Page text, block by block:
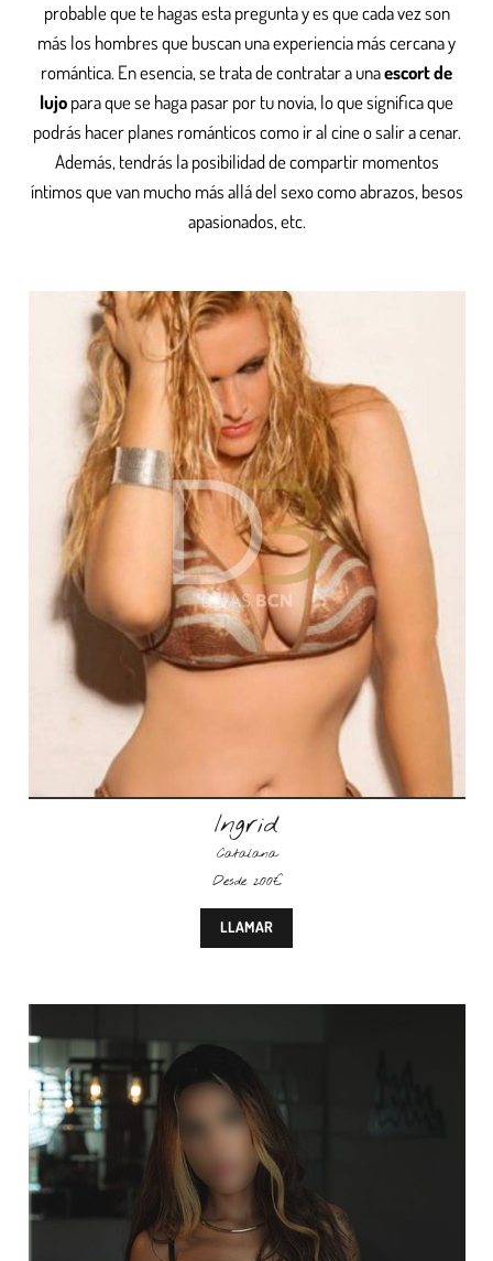
probable que te hagas esta pregunta y es que cada vez son
más los hombres que buscan una experiencia más cercana y
romántica. En esencia, se trata de contratar a unaescort de
lujopara que se haga pasar por tu novia, lo que significa que
podrás hacer planes románticos como ir al cine o salir a cenar.
Además, tendrás la posibilidad de compartir momentos
íntimos que van mucho más allá del sexo como abrazos, besos
apasionados, etc.
Ingrid
Catalana
Desde 200€
LLAMAR